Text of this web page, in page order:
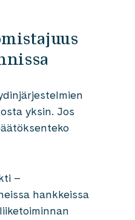
yksin. Jos
–
hankkeissa